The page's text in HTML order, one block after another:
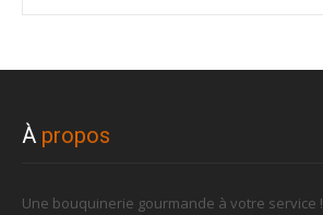
À propos
Une bouquinerie gourmande à votre service !